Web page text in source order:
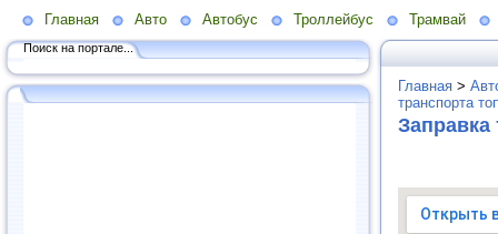
Главная Авто Автобус Троллейбус Трамвай
Поиск на портале...
Главная >
транспорта
Заправка